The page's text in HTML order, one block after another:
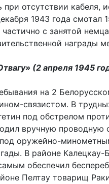
при отсутствии кабеля,
1943 года смотал
с занятой
награды
(2 апреля 1945
на 2
связистом. В
под обстрелом
вручную
оружейно-
В районе
обеспечил
Пелтау товарищ